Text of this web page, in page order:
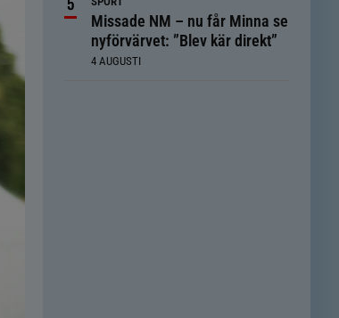
Missade NM – nu får Minna se
nyförvärvet: ”Blev kär direkt”
4 AUGUSTI